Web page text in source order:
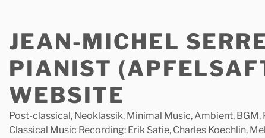
JEAN-MICHEL
PIANIST
WEBSITE
Post-classical, Neoklassik, Minimal Music, Ambient,
Classical Music Recording: Erik Satie, Charles Koechlin,